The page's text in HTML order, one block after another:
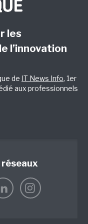
les
l’innovation
de IT News Info, 1er
aux professionnels
réseaux